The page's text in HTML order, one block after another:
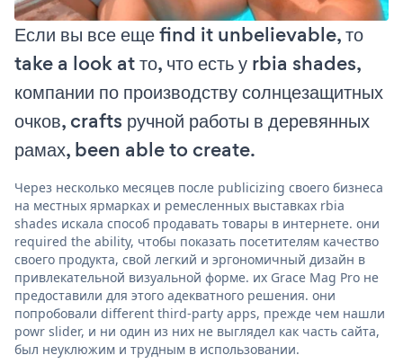
Если вы все еще find it unbelievable, то
take a look at то, что есть у rbia shades,
компании по производству солнцезащитных
очков, crafts ручной работы в деревянных
рамах, been able to create.
Через несколько месяцев после publicizing своего бизнеса
на местных ярмарках и ремесленных выставках rbia
shades искала способ продавать товары в интернете. они
required the ability, чтобы показать посетителям качество
своего продукта, свой легкий и эргономичный дизайн в
привлекательной визуальной форме. их Grace Mag Pro не
предоставили для этого адекватного решения. они
попробовали different third-party apps, прежде чем нашли
powr slider, и ни один из них не выглядел как часть сайта,
был неуклюжим и трудным в использовании.